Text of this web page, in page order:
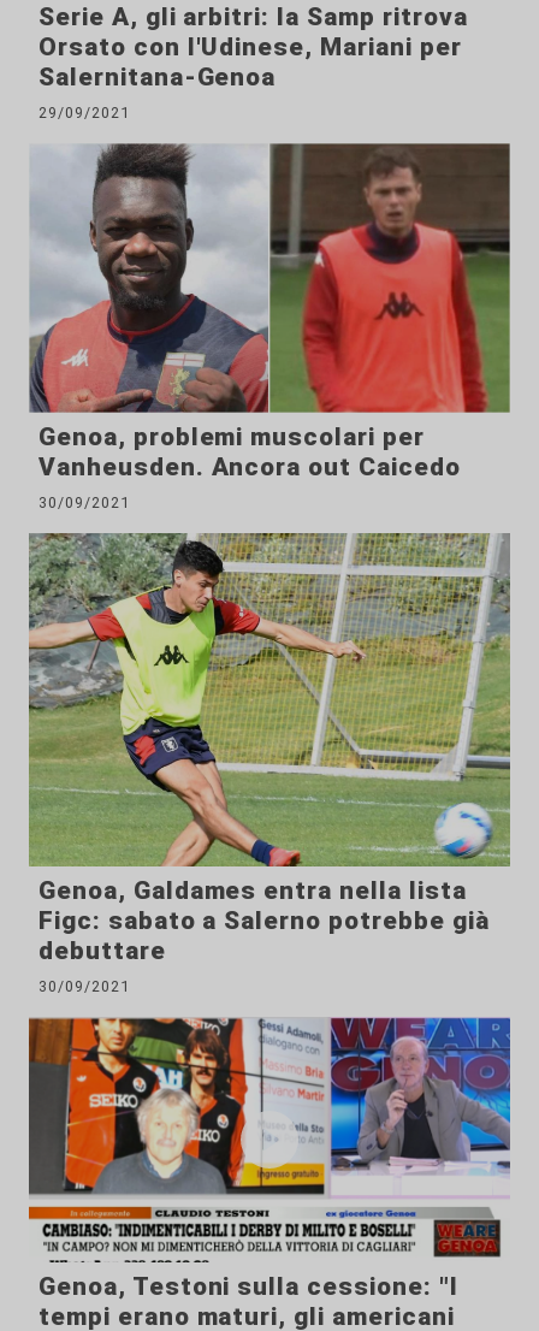
Serie A, gli arbitri: la Samp ritrova
Orsato con l'Udinese, Mariani per
Salernitana-Genoa
29/09/2021
Genoa, problemi muscolari per
Vanheusden. Ancora out Caicedo
30/09/2021
Genoa, Galdames entra nella lista
Figc: sabato a Salerno potrebbe già
debuttare
30/09/2021
Genoa, Testoni sulla cessione: "I
tempi erano maturi, gli americani